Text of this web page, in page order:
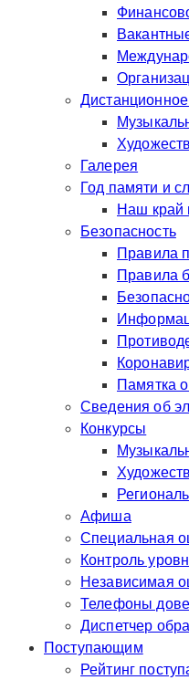
Галерея
Год памяти и
Наш край
Безопасность
Правила
Правила
Памятка
Сведения об
Конкурсы
Афиша
Специальная
Контроль
Независимая
Телефоны
Диспетчер
Поступающим
Рейтинг